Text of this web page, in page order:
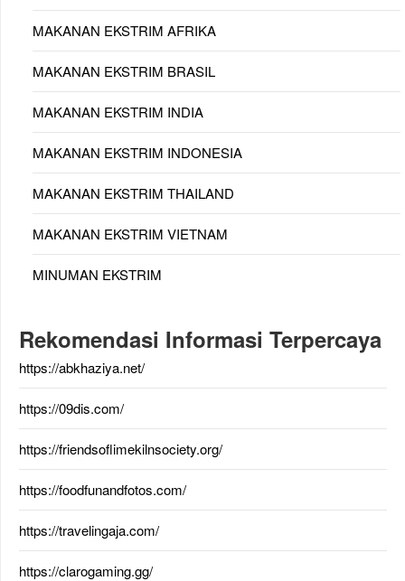
MAKANAN EKSTRIM AFRIKA
MAKANAN EKSTRIM BRASIL
MAKANAN EKSTRIM INDIA
MAKANAN EKSTRIM INDONESIA
MAKANAN EKSTRIM THAILAND
MAKANAN EKSTRIM VIETNAM
MINUMAN EKSTRIM
Rekomendasi Informasi Terpercaya
https://abkhaziya.net/
https://09dis.com/
https://friendsoflimekilnsociety.org/
https://foodfunandfotos.com/
https://travelingaja.com/
https://clarogaming.gg/